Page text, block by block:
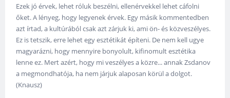
Ezek jó érvek, lehet róluk beszélni, ellenérvekkel lehet cáfolni
őket. A lényeg, hogy legyenek érvek. Egy másik kommentedben
azt írtad, a kultúrából csak azt zárjuk ki, ami ön- és közveszélyes.
Ez is tetszik, erre lehet egy esztétikát építeni. De nem kell ugye
magyarázni, hogy mennyire bonyolult, kifinomult esztétika
lenne ez. Mert azért, hogy mi veszélyes a közre... annak Zsdanov
a megmondhatója, ha nem járjuk alaposan körül a dolgot.
(Knausz)